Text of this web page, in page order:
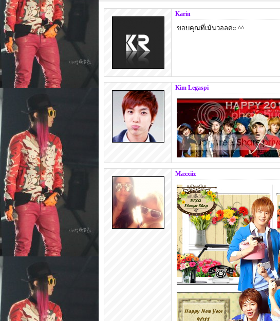
Karin
ขอบคุณที่เม้นวอลค่ะ ^^
Kim Legaspi
Maxxiiz